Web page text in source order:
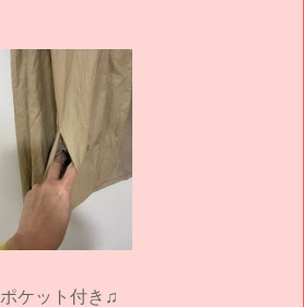
ポケット付き♫